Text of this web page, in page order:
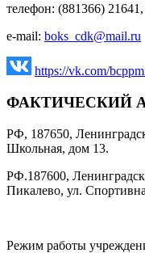
телефон: (881366)
e-mail: boks_cdk@mail.ru
https://vk.com/
ФАКТИЧЕСКИЙ
РФ, 187650,
Школьная, дом 13.
РФ.187600,
Пикалево, ул.
Режим работы